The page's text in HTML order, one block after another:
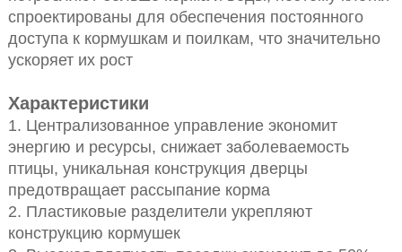
спроектированы для обеспечения постоянного
доступа к кормушкам и поилкам, что значительно
ускоряет их рост
Характеристики
1. Централизованное управление экономит
энергию и ресурсы, снижает заболеваемость
птицы, уникальная конструкция дверцы
предотвращает рассыпание корма
2. Пластиковые разделители укрепляют
конструкцию кормушек